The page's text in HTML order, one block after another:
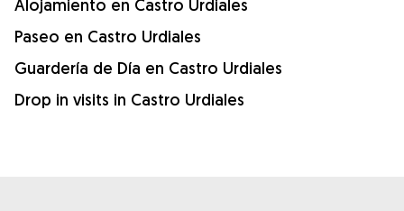
Alojamiento en Castro Urdiales
Paseo en Castro Urdiales
Guardería de Día en Castro Urdiales
Drop in visits in Castro Urdiales